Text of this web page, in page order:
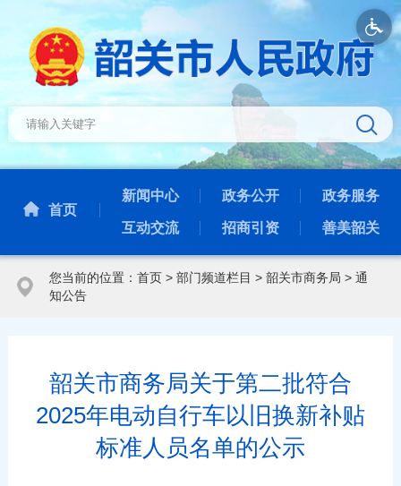
首页
新闻中心 政务公开 政务服务
互动交流 招商引资 善美韶关
您当前的位置： 首页> 部门频道栏目 > 韶关市商务局 > 通
知公告
韶关市商务局关于第二批符合
2025年电动自行车以旧换新补贴
标准人员名单的公示